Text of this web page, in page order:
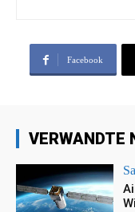
Facebook
VERWANDTE